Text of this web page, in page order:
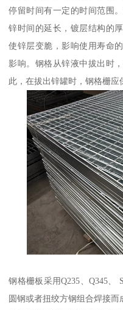
停留时间有一定的时间范围
锌时间的延长，镀层结构的
使锌层变脆，影响使用寿命
影响。钢格从锌液中拔出时
此，在拔出锌罐时，钢格栅应
钢格栅板采用Q235、Q345、
圆钢或者扭绞方钢组合焊接而